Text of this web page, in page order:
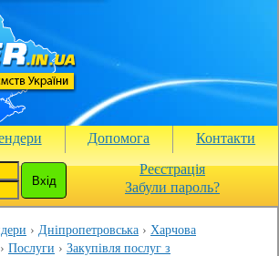
Допомога
Контакти
Реєстрація
Забули пароль?
Дніпропетровська
Харчова
Послуги
Закупівля послуг з